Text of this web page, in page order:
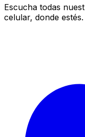
Escucha todas
celular, donde estés.